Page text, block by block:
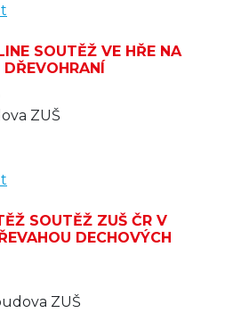
SOUTĚŽ VE HŘE NA
ZUŠ
SOUTĚŽ ZUŠ ČR V
DECHOVÝCH
ZUŠ